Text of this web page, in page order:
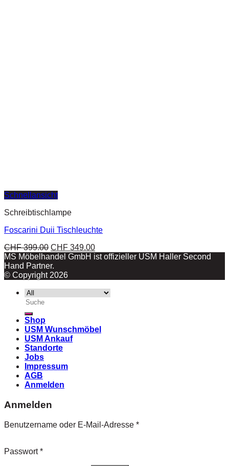
Schnellansicht
Schreibtischlampe
Foscarini Duii Tischleuchte
CHF399.00 CHF 349.00
MS Möbelhandel GmbH ist offizieller USM Haller Second
Hand Partner.
© Copyright 2026
Suche
nach:
Shop
USM Wunschmöbel
USM Ankauf
Standorte
Jobs
Impressum
AGB
Anmelden
Anmelden
Benutzername oder E-Mail-Adresse *
Passwort*